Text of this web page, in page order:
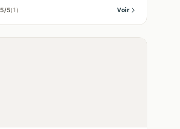
5/5(1) Voir